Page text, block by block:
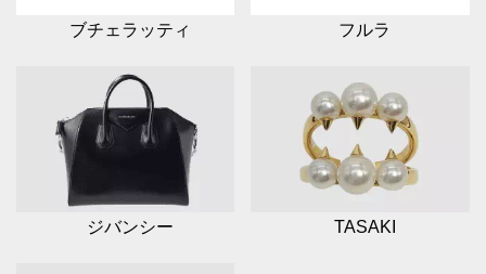
ブチェラッティ フルラ
ジバンシー TASAKI